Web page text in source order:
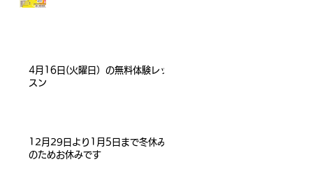
4月16日(火曜日）の無料体験レッ
スン
12月29日より1月5日まで冬休み
のためお休みです